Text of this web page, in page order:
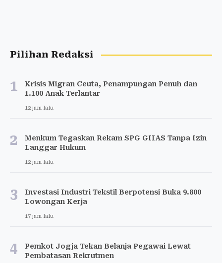
Pilihan Redaksi
1
Krisis Migran Ceuta, Penampungan Penuh dan
1.100 Anak Terlantar
12 jam lalu
2
Menkum Tegaskan Rekam SPG GIIAS Tanpa Izin
Langgar Hukum
12 jam lalu
3
Investasi Industri Tekstil Berpotensi Buka 9.800
Lowongan Kerja
17 jam lalu
4
Pemkot Jogja Tekan Belanja Pegawai Lewat
Pembatasan Rekrutmen